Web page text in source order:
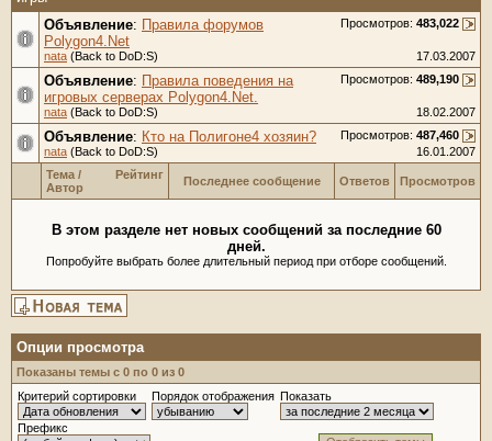
Просмотров: 483,022
Объявление: Правила форумов
Polygon4.Net
17.03.2007
nata (Back to DoD:S)
Просмотров: 489,190
Объявление: Правила поведения на
игровых серверах Polygon4.Net.
18.02.2007
nata (Back to DoD:S)
Просмотров: 487,460
Объявление: Кто на Полигоне4 хозяин?
16.01.2007
nata (Back to DoD:S)
Рейтинг
Тема /
Автор
Последнее сообщение Ответов Просмотров
В этом разделе нет новых сообщений за последние 60
дней.
Попробуйте выбрать более длительный период при отборе сообщений.
Опции просмотра
Показаны темы с 0 по 0 из 0
Критерий сортировки
Порядок отображения Показать
Префикс